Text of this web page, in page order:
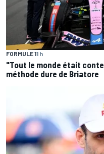
FORMULE 11 h
"Tout le monde était
méthode dure de Briatore